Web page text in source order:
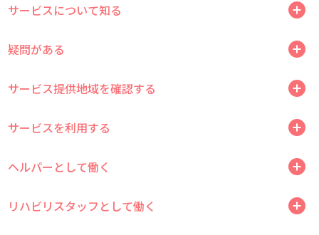
サービスについて知る
疑問がある
サービス提供地域を確認する
サービスを利用する
ヘルパーとして働く
リハビリスタッフとして働く